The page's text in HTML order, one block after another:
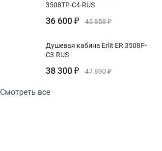
3508TP-C4-RUS
36 600 ₽ 45 858₽
Душевая кабина Erlit ER 3508P-
C3-RUS
38 300 ₽ 47 890₽
Смотреть все